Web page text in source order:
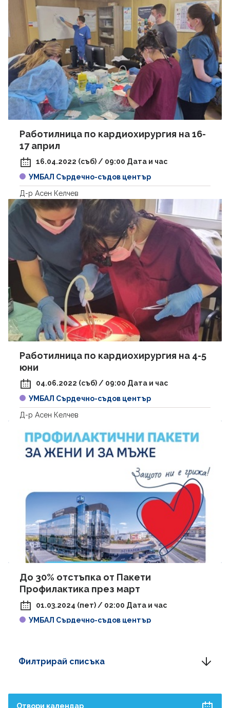
Работилница по кардиохирургия на 16-
17 април
16.04.2022 (съб) / 09:00 Дата и час
УМБАЛ Сърдечно-съдов център
Д-р Асен Келчев
Работилница по кардиохирургия на 4-5
юни
04.06.2022 (съб) / 09:00 Дата и час
УМБАЛ Сърдечно-съдов център
Д-р Асен Келчев
До 30% отстъпка от Пакети
Профилактика през март
01.03.2024 (пет) / 02:00 Дата и час
УМБАЛ Сърдечно-съдов център
Филтрирай списъка
Отвори календар